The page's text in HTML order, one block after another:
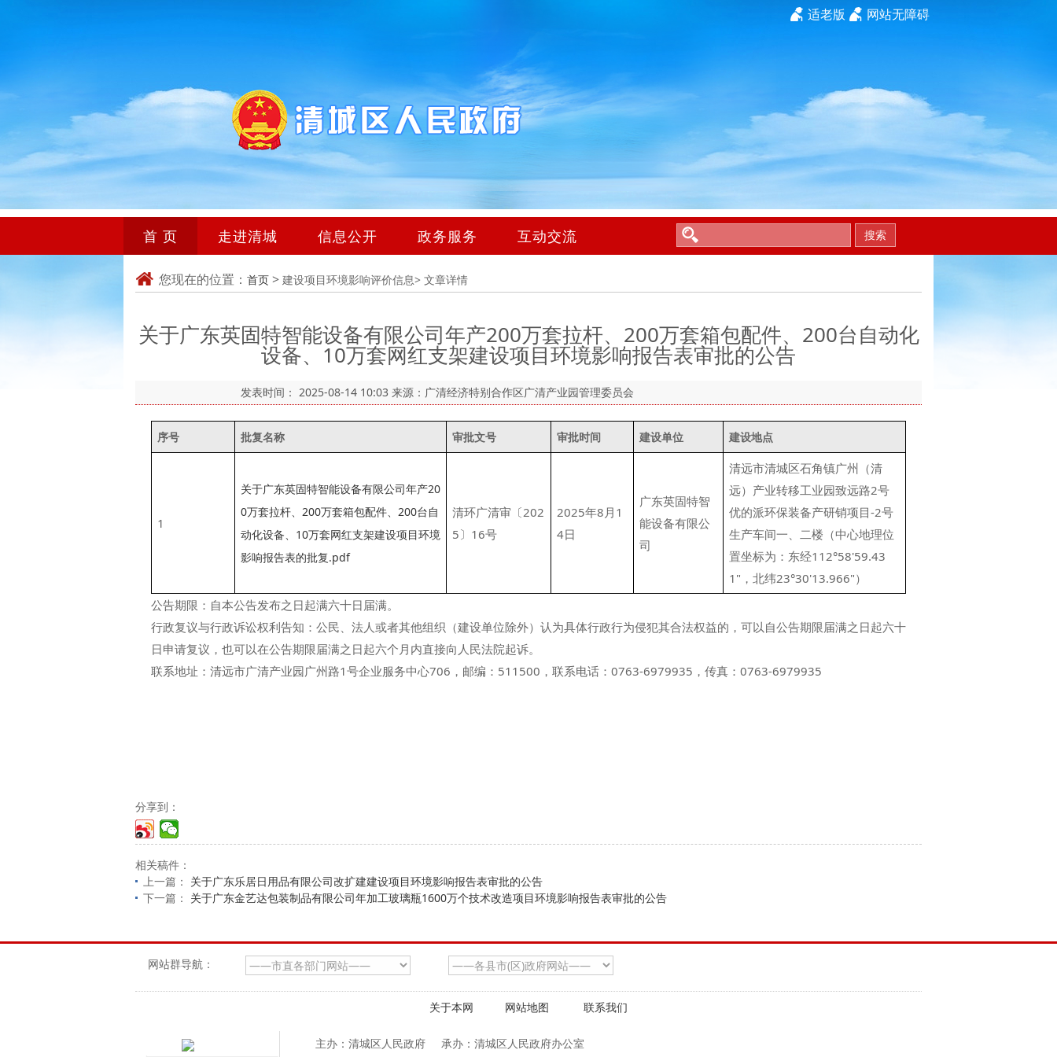
网站无障碍
适老版
首 页 走进清城 信息公开 政务服务 互动交流 搜索
您现在的位置： 首页 > 建设项目环境影响评价信息> 文章详情
关于广东英固特智能设备有限公司年产200万套拉杆、200万套箱包配件、200台自动化
设备、10万套网红支架建设项目环境影响报告表审批的公告
发表时间： 2025-08-14 10:03 来源：广清经济特别合作区广清产业园管理委员会
序号 批复名称 审批文号 审批时间 建设单位 建设地点
1
关于广东英固特智能设备有限公司年产20
0万套拉杆、200万套箱包配件、200台自
动化设备、10万套网红支架建设项目环境
影响报告表的批复.pdf
清环广清审〔202
5〕16号
2025年8月1
4日
广东英固特智
能设备有限公
司
清远市清城区石角镇广州（清
远）产业转移工业园致远路2号
优的派环保装备产研销项目-2号
生产车间一、二楼（中心地理位
置坐标为：东经112°58'59.43
1"，北纬23°30'13.966"）
公告期限：自本公告发布之日起满六十日届满。
行政复议与行政诉讼权利告知：公民、法人或者其他组织（建设单位除外）认为具体行政行为侵犯其合法权益的，可以自公告期限届满之日起六十
日申请复议，也可以在公告期限届满之日起六个月内直接向人民法院起诉。
联系地址：清远市广清产业园广州路1号企业服务中心706，邮编：511500，联系电话：0763-6979935，传真：0763-6979935
分享到：
相关稿件：
上一篇： 关于广东乐居日用品有限公司改扩建建设项目环境影响报告表审批的公告
下一篇： 关于广东金艺达包装制品有限公司年加工玻璃瓶1600万个技术改造项目环境影响报告表审批的公告
网站群导航：
关于本网 网站地图 联系我们
主办：清城区人民政府 承办：清城区人民政府办公室